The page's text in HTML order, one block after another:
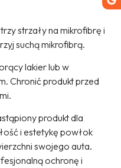
strzały na mikrofibrę i
suchą mikrofibrą.
lakier lub w
Chronić produkt przed
produkt dla
i estetykę powłok
swojego auta.
ochronę i